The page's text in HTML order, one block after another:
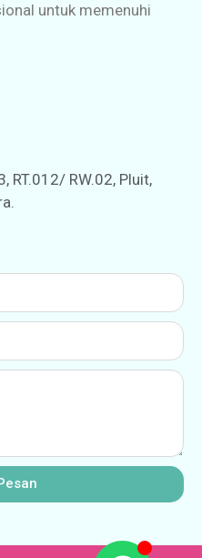
untuk memenuhi
RT.012/ RW.02, Pluit,